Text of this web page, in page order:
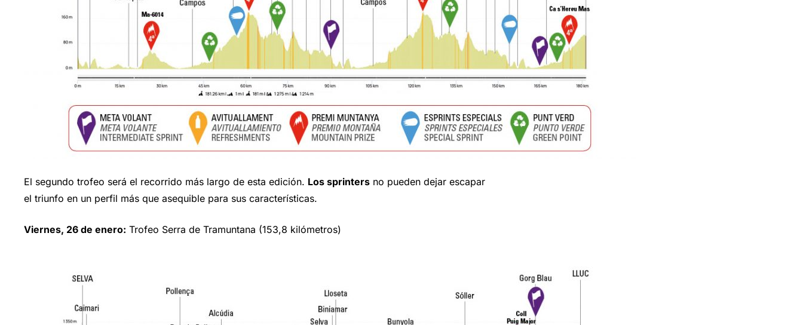
El segundo trofeo será el recorrido más largo de esta edición. Los sprinters no pueden dejar escapar
el triunfo en un perfil más que asequible para sus características.
Viernes, 26 de enero: Trofeo Serra de Tramuntana (153,8 kilómetros)